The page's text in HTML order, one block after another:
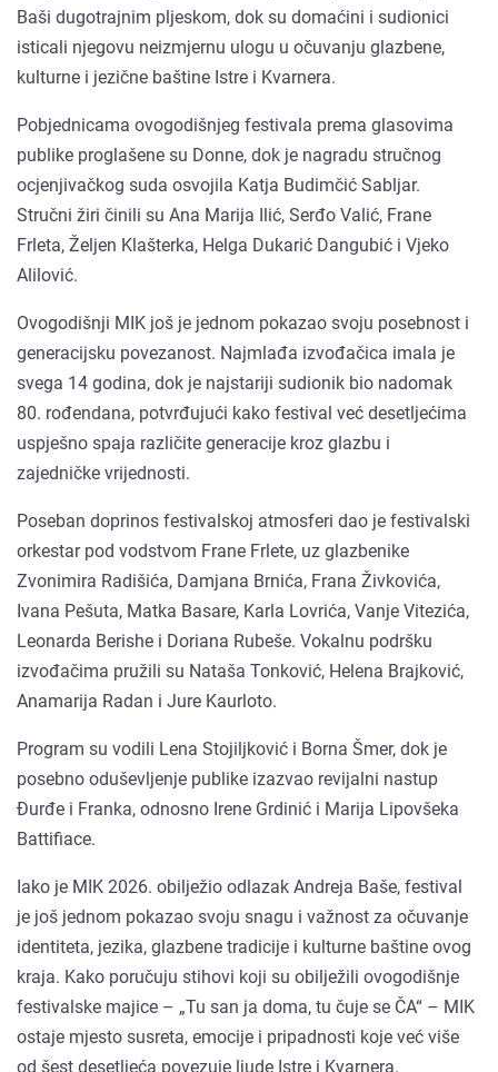
Baši dugotrajnim pljeskom, dok su domaćini i sudionici
isticali njegovu neizmjernu ulogu u očuvanju glazbene,
kulturne i jezične baštine Istre i Kvarnera.
Pobjednicama ovogodišnjeg festivala prema glasovima
publike proglašene su Donne, dok je nagradu stručnog
ocjenjivačkog suda osvojila Katja Budimčić Sabljar.
Stručni žiri činili su Ana Marija Ilić, Serđo Valić, Frane
Frleta, Željen Klašterka, Helga Dukarić Dangubić i Vjeko
Alilović.
Ovogodišnji MIK još je jednom pokazao svoju posebnost i
generacijsku povezanost. Najmlađa izvođačica imala je
svega 14 godina, dok je najstariji sudionik bio nadomak
80. rođendana, potvrđujući kako festival već desetljećima
uspješno spaja različite generacije kroz glazbu i
zajedničke vrijednosti.
Poseban doprinos festivalskoj atmosferi dao je festivalski
orkestar pod vodstvom Frane Frlete, uz glazbenike
Zvonimira Radišića, Damjana Brnića, Frana Živkovića,
Ivana Pešuta, Matka Basare, Karla Lovrića, Vanje Vitezića,
Leonarda Berishe i Doriana Rubeše. Vokalnu podršku
izvođačima pružili su Nataša Tonković, Helena Brajković,
Anamarija Radan i Jure Kaurloto.
Program su vodili Lena Stojiljković i Borna Šmer, dok je
posebno oduševljenje publike izazvao revijalni nastup
Đurđe i Franka, odnosno Irene Grdinić i Marija Lipovšeka
Battifiace.
Iako je MIK 2026. obilježio odlazak Andreja Baše, festival
je još jednom pokazao svoju snagu i važnost za očuvanje
identiteta, jezika, glazbene tradicije i kulturne baštine ovog
kraja. Kako poručuju stihovi koji su obilježili ovogodišnje
festivalske majice – „Tu san ja doma, tu čuje se ČA“ – MIK
ostaje mjesto susreta, emocije i pripadnosti koje već više
od šest desetljeća povezuje ljude Istre i Kvarnera.